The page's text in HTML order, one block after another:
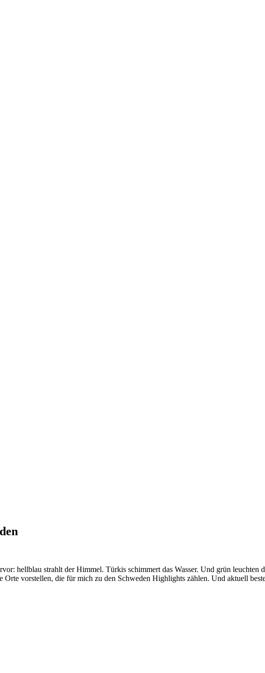
hellblau strahlt der Himmel. Türkis schimmert das Wasser. Und grün leuchten
vorstellen, die für mich zu den Schweden Highlights zählen. Und aktuell